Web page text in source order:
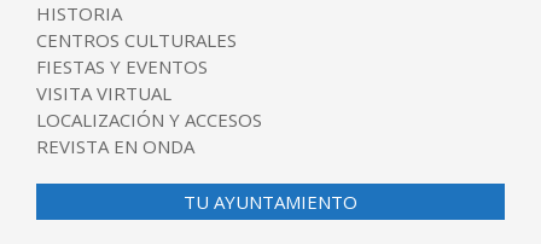
HISTORIA
CENTROS CULTURALES
FIESTAS Y EVENTOS
VISITA VIRTUAL
LOCALIZACIÓN Y ACCESOS
REVISTA EN ONDA
TU AYUNTAMIENTO